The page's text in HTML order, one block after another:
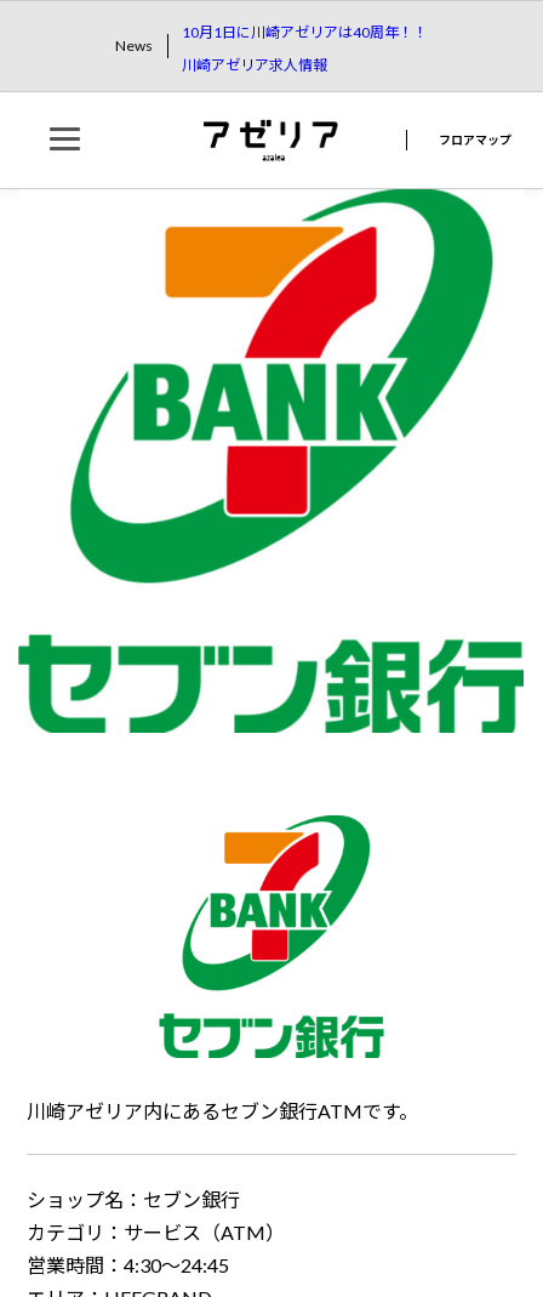
News
10月1日に川崎アゼリアは40周年！！
川崎アゼリア求人情報
フロアマップ
川崎アゼリア内にあるセブン銀行ATMです。
ショップ名： セブン銀行
カテゴリ： サービス（ATM）
営業時間：4:30～24:45